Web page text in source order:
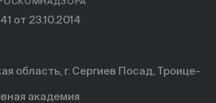
от 23.10.2014
область, г. Сергиев Посад, Троице-
академия